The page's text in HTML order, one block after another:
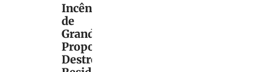
Incêndio
de
Grandes
Proporções
Destrói